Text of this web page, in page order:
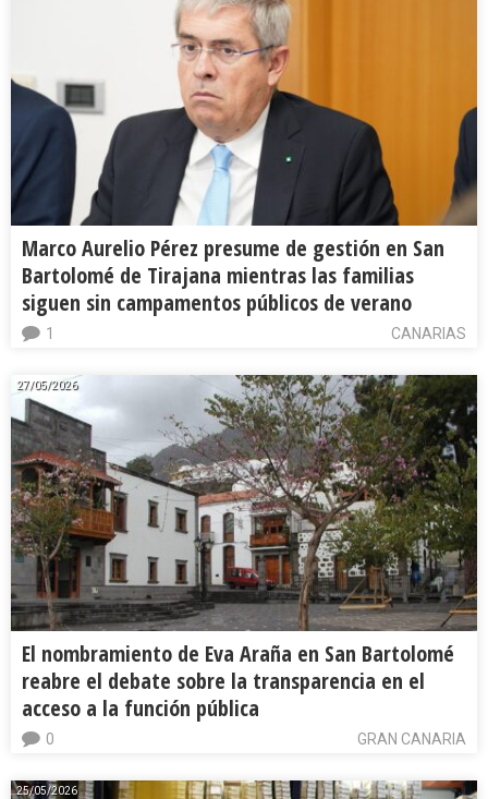
Marco Aurelio Pérez presume de gestión en San
Bartolomé de Tirajana mientras las familias
siguen sin campamentos públicos de verano
CANARIAS
1
27/05/2026
El nombramiento de Eva Araña en San Bartolomé
reabre el debate sobre la transparencia en el
acceso a la función pública
GRAN CANARIA
0
25/05/2026